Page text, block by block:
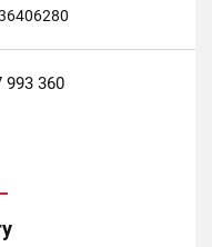
993 360